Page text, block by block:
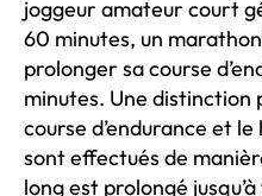
joggeur amateur court
60 minutes, un
prolonger sa course
minutes. Une
course d’endurance et
sont effectués de
long est prolongé